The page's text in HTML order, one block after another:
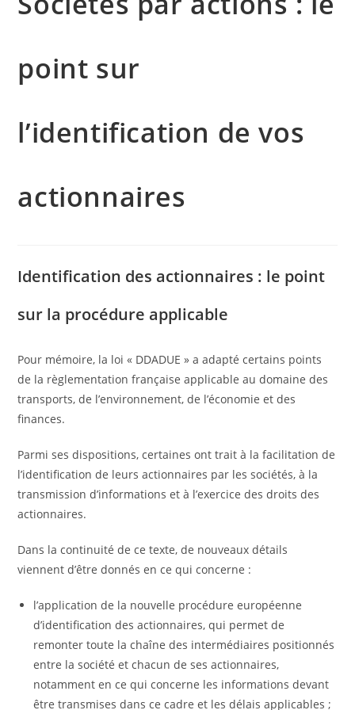
point sur
l’identification de vos
actionnaires
Identification des actionnaires : le point
sur la procédure applicable
Pour mémoire, la loi « DDADUE » a adapté certains points
de la règlementation française applicable au domaine des
transports, de l’environnement, de l’économie et des
finances.
Parmi ses dispositions, certaines ont trait à la facilitation de
l’identification de leurs actionnaires par les sociétés, à la
transmission d’informations et à l’exercice des droits des
actionnaires.
Dans la continuité de ce texte, de nouveaux détails
viennent d’être donnés en ce qui concerne :
l’application de la nouvelle procédure européenne
d’identification des actionnaires, qui permet de
remonter toute la chaîne des intermédiaires positionnés
entre la société et chacun de ses actionnaires,
notamment en ce qui concerne les informations devant
être transmises dans ce cadre et les délais applicables ;